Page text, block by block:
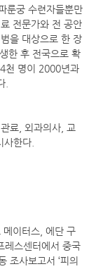
룬궁 수련자들뿐만
전문가와 전 공안
을 대상으로 한 장
한 후 전국으로 확
천 명이 2000년과
.
료, 외과의사, 교
한다.
이터스, 에단 구
레스센터에서 중국
조사보고서 ‘피의